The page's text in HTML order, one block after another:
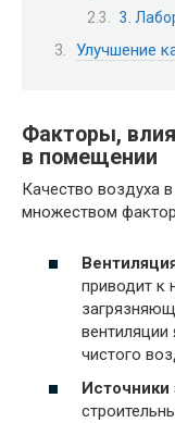
3.
Улучшение
Факторы,
в помещении
Качество воздуха
множеством
приводит к
чистого
Источники